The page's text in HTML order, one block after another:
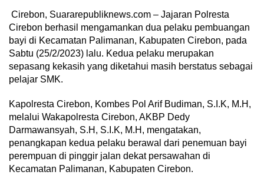
Cirebon, Suararepubliknews.com – Jajaran Polresta
Cirebon berhasil mengamankan dua pelaku pembuangan
bayi di Kecamatan Palimanan, Kabupaten Cirebon, pada
Sabtu (25/2/2023) lalu. Kedua pelaku merupakan
sepasang kekasih yang diketahui masih berstatus sebagai
pelajar SMK.
Kapolresta Cirebon, Kombes Pol Arif Budiman, S.I.K, M.H,
melalui Wakapolresta Cirebon, AKBP Dedy
Darmawansyah, S.H, S.I.K, M.H, mengatakan,
penangkapan kedua pelaku berawal dari penemuan bayi
perempuan di pinggir jalan dekat persawahan di
Kecamatan Palimanan, Kabupaten Cirebon.